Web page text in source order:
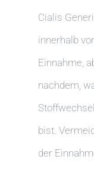
Cialis
innerhalb
Einnahme,
nachdem,
bist.
der